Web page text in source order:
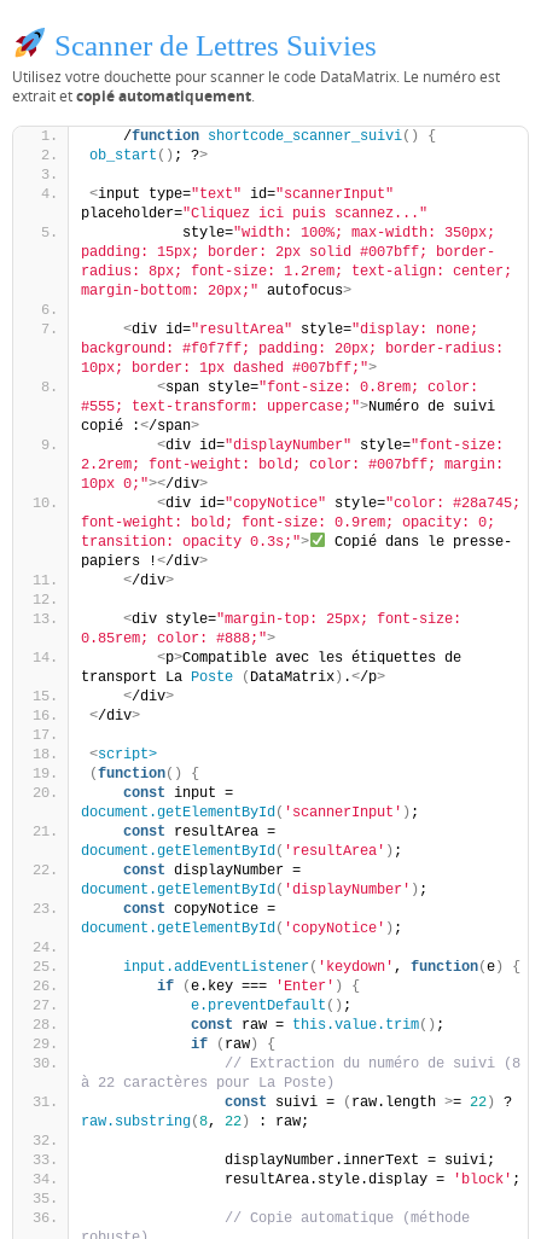
Scanner de Lettres Suivies
Utilisez votre douchette pour scanner le code DataMatrix. Le numéro est
extrait et copié automatiquement
    /
function shortcode_scanner_suivi()
{
ob_start () ; ?>
<input type="text" id="scannerInput"
placeholder="Cliquez ici puis scannez..."
           style=
"width: 100%; max-width: 350px;
padding: 15px; border: 2px solid #007bff; border-
radius: 8px; font-size: 1.2rem; text-align: center;
margin-bottom: 20px;" autofocus>
<div id="resultArea" style="display: none;
background: #f0f7ff; padding: 20px; border-radius:
10px; border: 1px dashed #007bff;">
<span style="font-size: 0.8rem; color:
#555; text-transform: uppercase;">Numéro de suivi
copié :</span>
<div id="displayNumber" style="font-size:
2.2rem; font-weight: bold; color: #007bff; margin:
10px 0;"></div>
<div id="copyNotice" style="color: #28a745;
font-weight: bold; font-size: 0.9rem; opacity: 0;
transition: opacity 0.3s;">
Copié dans le presse-
papiers !</div>
</div>
<div style="margin-top: 25px; font-size:
0.85rem; color: #888;">
<p>Compatible avec les étiquettes de
transport La Poste ( DataMatrix ) .</p>
</div>
</div>
<script>
(function()
{
const
document.getElementById( 'scannerInput' ) ;
const
document.getElementById( 'resultArea' ) ;
const
document.getElementById( 'displayNumber' ) ;
const
document.getElementById( 'copyNotice' ) ;
input.addEventListener( 'keydown' , function(e )
{
if
(e.key === 'Enter' )
{
e.preventDefault () ;
const raw = this.value.trim() ;
if
( raw )
{
// Extraction du numéro de suivi (8
à 22 caractères pour La Poste)
const suivi = ( raw.length >= 22 )
raw.substring(8, 22 ) : raw;
                displayNumber.innerText = suivi;
                resultArea.style.display =
'block' ;
// Copie automatique (méthode